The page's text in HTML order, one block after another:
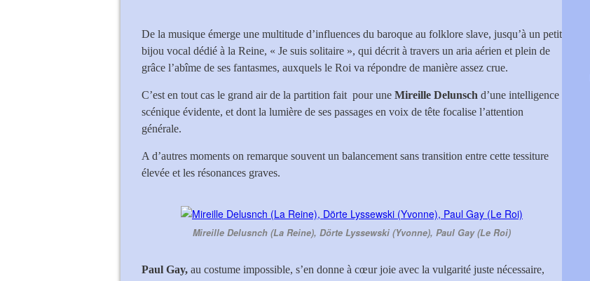
De la musique émerge une multitude d’influences du baroque au folklore slave, jusqu’à un petit
bijou vocal dédié à la Reine, « Je suis solitaire », qui décrit à travers un aria aérien et plein de
grâce l’abîme de ses fantasmes, auxquels le Roi va répondre de manière assez crue.
C’est en tout cas le grand air de la partition fait pour une Mireille Delunsch d’une intelligence
scénique évidente, et dont la lumière de ses passages en voix de tête focalise l’attention
générale.
A d’autres moments on remarque souvent un balancement sans transition entre cette tessiture
élevée et les résonances graves.
Mireille Delusnch (La Reine), Dörte Lyssewski (Yvonne), Paul Gay (Le Roi)
Paul Gay, au costume impossible, s’en donne à cœur joie avec la vulgarité juste nécessaire,